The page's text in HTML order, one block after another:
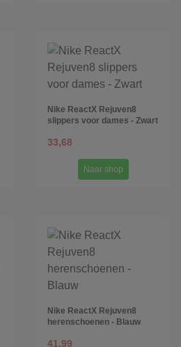
Nike ReactX Rejuven8
slippers voor dames - Zwart
33,68
Naar shop
Nike ReactX Rejuven8
herenschoenen - Blauw
41,99